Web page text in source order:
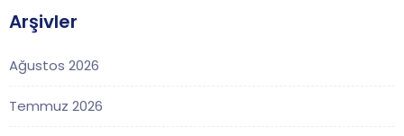
Arşivler
Ağustos 2026
Temmuz 2026